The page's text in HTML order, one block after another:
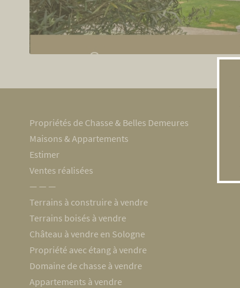
Propriétés de Chasse & Belles Demeures
Maisons & Appartements
Estimer
Ventes réalisées
― ― ―
Terrains à construire à vendre
Terrains boisés à vendre
Château à vendre en Sologne
Propriété avec étang à vendre
Domaine de chasse à vendre
Appartements à vendre